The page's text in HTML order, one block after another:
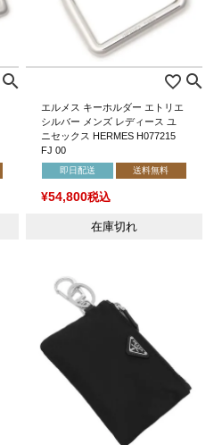
エルメス キーホルダー エトリエ
シルバー メンズ レディース ユ
ニセックス HERMES H077215
FJ 00
即日配送 送料無料
¥54,800税込
在庫切れ